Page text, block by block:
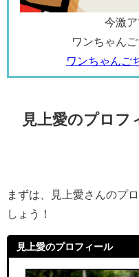
今激ア
ワンちゃん
ワンちゃんご
見上愛のプロフ
まずは、見上愛さんのプ
しょう！
見上愛のプロフィール